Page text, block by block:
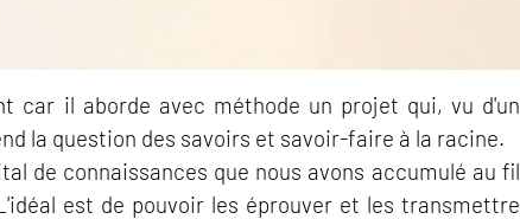
car il aborde avec méthode un projet qui, vu d'un
la question des savoirs et savoir-faire à la racine.
de connaissances que nous avons accumulé au fil
est de pouvoir les éprouver et les transmettre